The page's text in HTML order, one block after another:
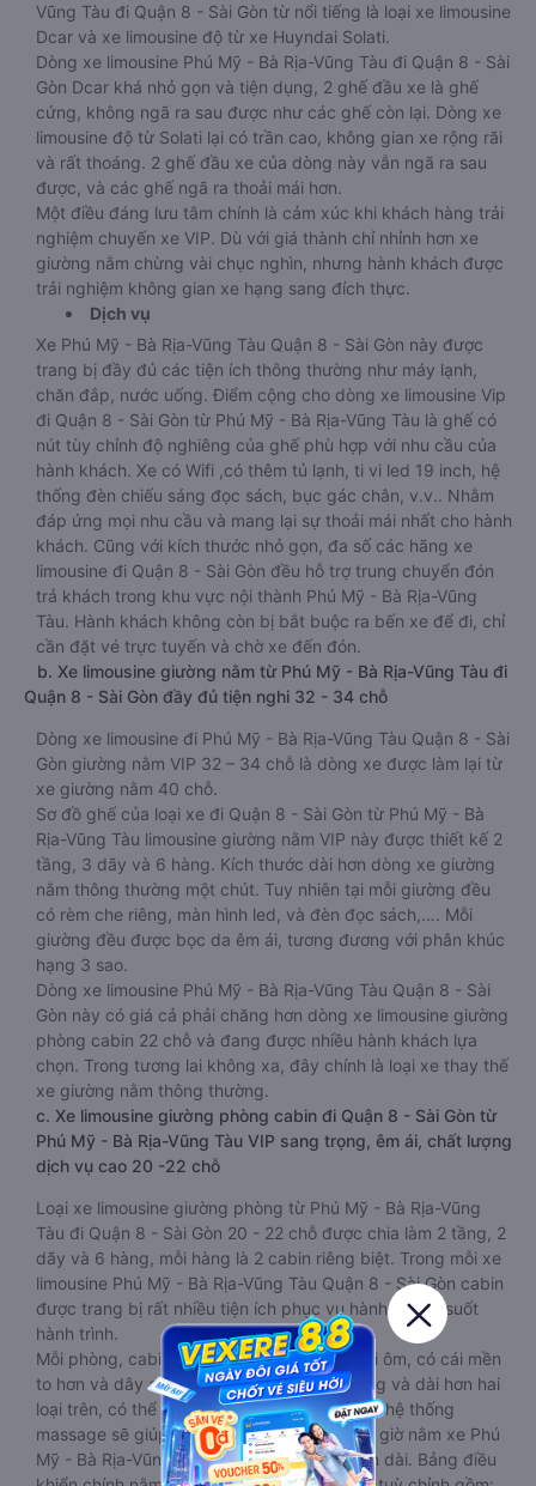
Vũng Tàu đi Quận 8 - Sài Gòn từ nổi tiếng là loại xe limousine
Dcar và xe limousine độ từ xe Huyndai Solati.
Dòng xe limousine Phú Mỹ - Bà Rịa-Vũng Tàu đi Quận 8 - Sài
Gòn Dcar khá nhỏ gọn và tiện dụng, 2 ghế đầu xe là ghế
cứng, không ngã ra sau được như các ghế còn lại. Dòng xe
limousine độ từ Solati lại có trần cao, không gian xe rộng rãi
và rất thoáng. 2 ghế đầu xe của dòng này vẫn ngã ra sau
được, và các ghế ngã ra thoải mái hơn.
Một điều đáng lưu tâm chính là cảm xúc khi khách hàng trải
nghiệm chuyến xe VIP. Dù với giá thành chỉ nhỉnh hơn xe
giường nằm chừng vài chục nghìn, nhưng hành khách được
trải nghiệm không gian xe hạng sang đích thực.
Dịch vụ
Xe Phú Mỹ - Bà Rịa-Vũng Tàu Quận 8 - Sài Gòn này được
trang bị đầy đủ các tiện ích thông thường như máy lạnh,
chăn đắp, nước uống. Điểm cộng cho dòng xe limousine Vip
đi Quận 8 - Sài Gòn từ Phú Mỹ - Bà Rịa-Vũng Tàu là ghế có
nút tùy chỉnh độ nghiêng của ghế phù hợp với nhu cầu của
hành khách. Xe có Wifi ,có thêm tủ lạnh, ti vi led 19 inch, hệ
thống đèn chiếu sáng đọc sách, bục gác chân, v.v.. Nhằm
đáp ứng mọi nhu cầu và mang lại sự thoải mái nhất cho hành
khách. Cũng với kích thước nhỏ gọn, đa số các hãng xe
limousine đi Quận 8 - Sài Gòn đều hỗ trợ trung chuyển đón
trả khách trong khu vực nội thành Phú Mỹ - Bà Rịa-Vũng
Tàu. Hành khách không còn bị bắt buộc ra bến xe để đi, chỉ
cần đặt vé trực tuyến và chờ xe đến đón.
b. Xe limousine giường nằm từ Phú Mỹ - Bà Rịa-Vũng Tàu đi
Quận 8 - Sài Gòn đầy đủ tiện nghi 32 - 34 chỗ
Dòng xe limousine đi Phú Mỹ - Bà Rịa-Vũng Tàu Quận 8 - Sài
Gòn giường nằm VIP 32 – 34 chỗ là dòng xe được làm lại từ
xe giường nằm 40 chỗ.
Sơ đồ ghế của loại xe đi Quận 8 - Sài Gòn từ Phú Mỹ - Bà
Rịa-Vũng Tàu limousine giường nằm VIP này được thiết kế 2
tầng, 3 dãy và 6 hàng. Kích thước dài hơn dòng xe giường
nằm thông thường một chút. Tuy nhiên tại mỗi giường đều
có rèm che riêng, màn hình led, và đèn đọc sách,…. Mỗi
giường đều được bọc da êm ái, tương đương với phân khúc
hạng 3 sao.
Dòng xe limousine Phú Mỹ - Bà Rịa-Vũng Tàu Quận 8 - Sài
Gòn này có giá cả phải chăng hơn dòng xe limousine giường
phòng cabin 22 chỗ và đang được nhiều hành khách lựa
chọn. Trong tương lai không xa, đây chính là loại xe thay thế
xe giường nằm thông thường.
c. Xe limousine giường phòng cabin đi Quận 8 - Sài Gòn từ
Phú Mỹ - Bà Rịa-Vũng Tàu VIP sang trọng, êm ái, chất lượng
dịch vụ cao 20 -22 chỗ
Loại xe limousine giường phòng từ Phú Mỹ - Bà Rịa-Vũng
Tàu đi Quận 8 - Sài Gòn 20 - 22 chỗ được chia làm 2 tầng, 2
dãy và 6 hàng, mỗi hàng là 2 cabin riêng biệt. Trong mỗi xe
limousine Phú Mỹ - Bà Rịa-Vũng Tàu Quận 8 - Sài Gòn cabin
được trang bị rất nhiều tiện ích phục vụ hành khách suốt
hành trình.
Mỗi phòng, cabin đều có gối nằm rời, có gối ôm, có cái mền
to hơn và dây an toàn seat belt. Giường rộng và dài hơn hai
loại trên, có thể lăn lộn thoải mái. Đặc biệt là hệ thống
massage sẽ giúp bạn thư giãn trong những giờ nằm xe Phú
Mỹ - Bà Rịa-Vũng Tàu đến Quận 8 - Sài Gòn dài. Bảng điều